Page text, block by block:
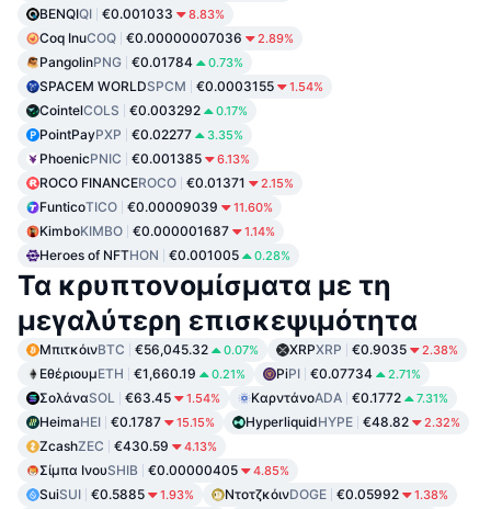
BENQIQI €0.001033 8.83%
Coq InuCOQ €0.00000007036 2.89%
PangolinPNG €0.01784 0.73%
SPACEM WORLDSPCM €0.0003155 1.54%
CointelCOLS €0.003292 0.17%
PointPayPXP €0.02277 3.35%
PhoenicPNIC €0.001385 6.13%
ROCO FINANCEROCO €0.01371 2.15%
FunticoTICO €0.00009039 11.60%
KimboKIMBO €0.000001687 1.14%
Heroes of NFTHON €0.001005 0.28%
Τα κρυπτονομίσματα με τη
μεγαλύτερη επισκεψιμότητα
ΜπιτκόινBTC €56,045.32 0.07% XRPXRP €0.9035 2.38%
ΕθέριουμETH €1,660.19 0.21% PiPI €0.07734 2.71%
ΣολάναSOL €63.45 1.54% ΚαρντάνοADA €0.1772 7.31%
HeimaHEI €0.1787 15.15% HyperliquidHYPE €48.82 2.32%
ZcashZEC €430.59 4.13%
Σίμπα ΙνουSHIB €0.00000405 4.85%
SuiSUI €0.5885 1.93% ΝτοτζκόινDOGE €0.05992 1.38%